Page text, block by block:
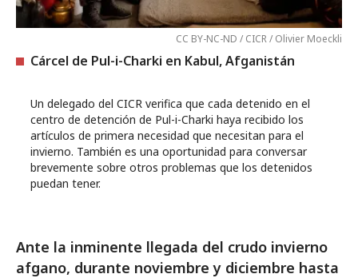
CC BY-NC-ND / CICR / Olivier Moeckli
Cárcel de Pul-i-Charki en Kabul, Afganistán
Un delegado del CICR verifica que cada detenido en el
centro de detención de Pul-i-Charki haya recibido los
artículos de primera necesidad que necesitan para el
invierno. También es una oportunidad para conversar
brevemente sobre otros problemas que los detenidos
puedan tener.
Ante la inminente llegada del crudo invierno
afgano, durante noviembre y diciembre hasta